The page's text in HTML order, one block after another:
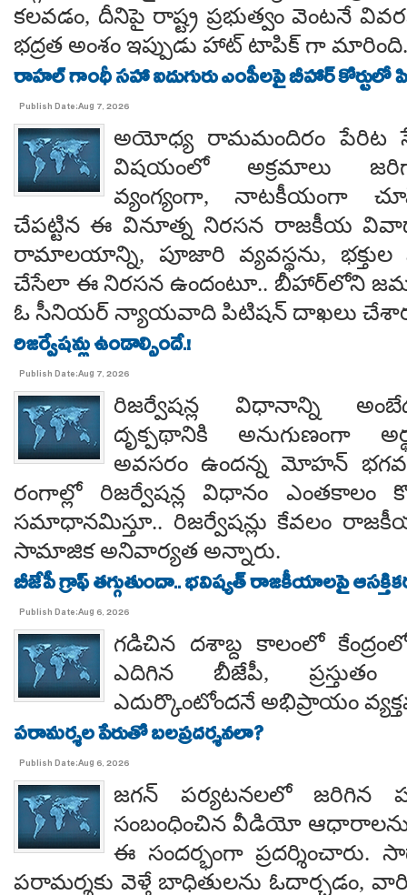
కలవడం, దీనిపై రాష్ట్ర ప్రభుత్వం వెంటనే
భద్రత అంశం ఇప్పుడు హాట్ టాపిక్ గా మారింది.
రాహల్ గాంధీ సహా ఐదుగురు ఎంపీలపై బీహార్ కోర్టులో
Publish Date:Aug 7, 2026
అయోధ్య రామమందిరం పేరిట
విషయంలో అక్రమాలు
వ్యంగ్యంగా, నాటకీయంగా
చేపట్టిన ఈ వినూత్న నిరసన రాజకీయ
రామాలయాన్ని, పూజారి వ్యవస్థను,
చేసేలా ఈ నిరసన ఉందంటూ.. బీహార్‌లోని
ఓ సీనియర్ న్యాయవాది పిటిషన్ దాఖలు
రిజర్వేషన్లు ఉండాల్సిందే.!
Publish Date:Aug 7, 2026
రిజర్వేషన్ల విధానాన్ని
దృక్పథానికి అనుగుణంగా
అవసరం ఉందన్న మోహన్
రంగాల్లో రిజర్వేషన్ల విధానం ఎంతకాలం
సమాధానమిస్తూ.. రిజర్వేషన్లు కేవలం
సామాజిక అనివార్యత అన్నారు.
బీజేపీ గ్రాఫ్ తగ్గుతుందా.. భవిష్యత్ రాజకీయాలపై
Publish Date:Aug 6, 2026
గడిచిన దశాబ్ద కాలంలో
ఎదిగిన బీజేపీ, ప్రస్తుతం
ఎదుర్కొంటోందనే అభిప్రాయం
పరామర్శల పేరుతో బలప్రదర్శనలా?
Publish Date:Aug 6, 2026
జగన్ పర్యటనలలో జరిగిన
సంబంధించిన వీడియో
ఈ సందర్భంగా
పరామర్శకు వెళ్తే బాధితులను ఓదార్చడం,